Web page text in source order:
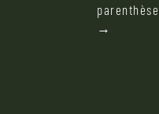
parenthèse
→